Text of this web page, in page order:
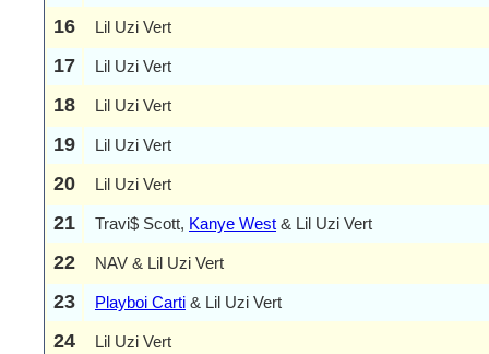
16 Lil Uzi Vert
17 Lil Uzi Vert
18 Lil Uzi Vert
19 Lil Uzi Vert
20 Lil Uzi Vert
21 Travi$ Scott, Kanye West & Lil Uzi Vert
22 NAV & Lil Uzi Vert
23 Playboi Carti & Lil Uzi Vert
24 Lil Uzi Vert